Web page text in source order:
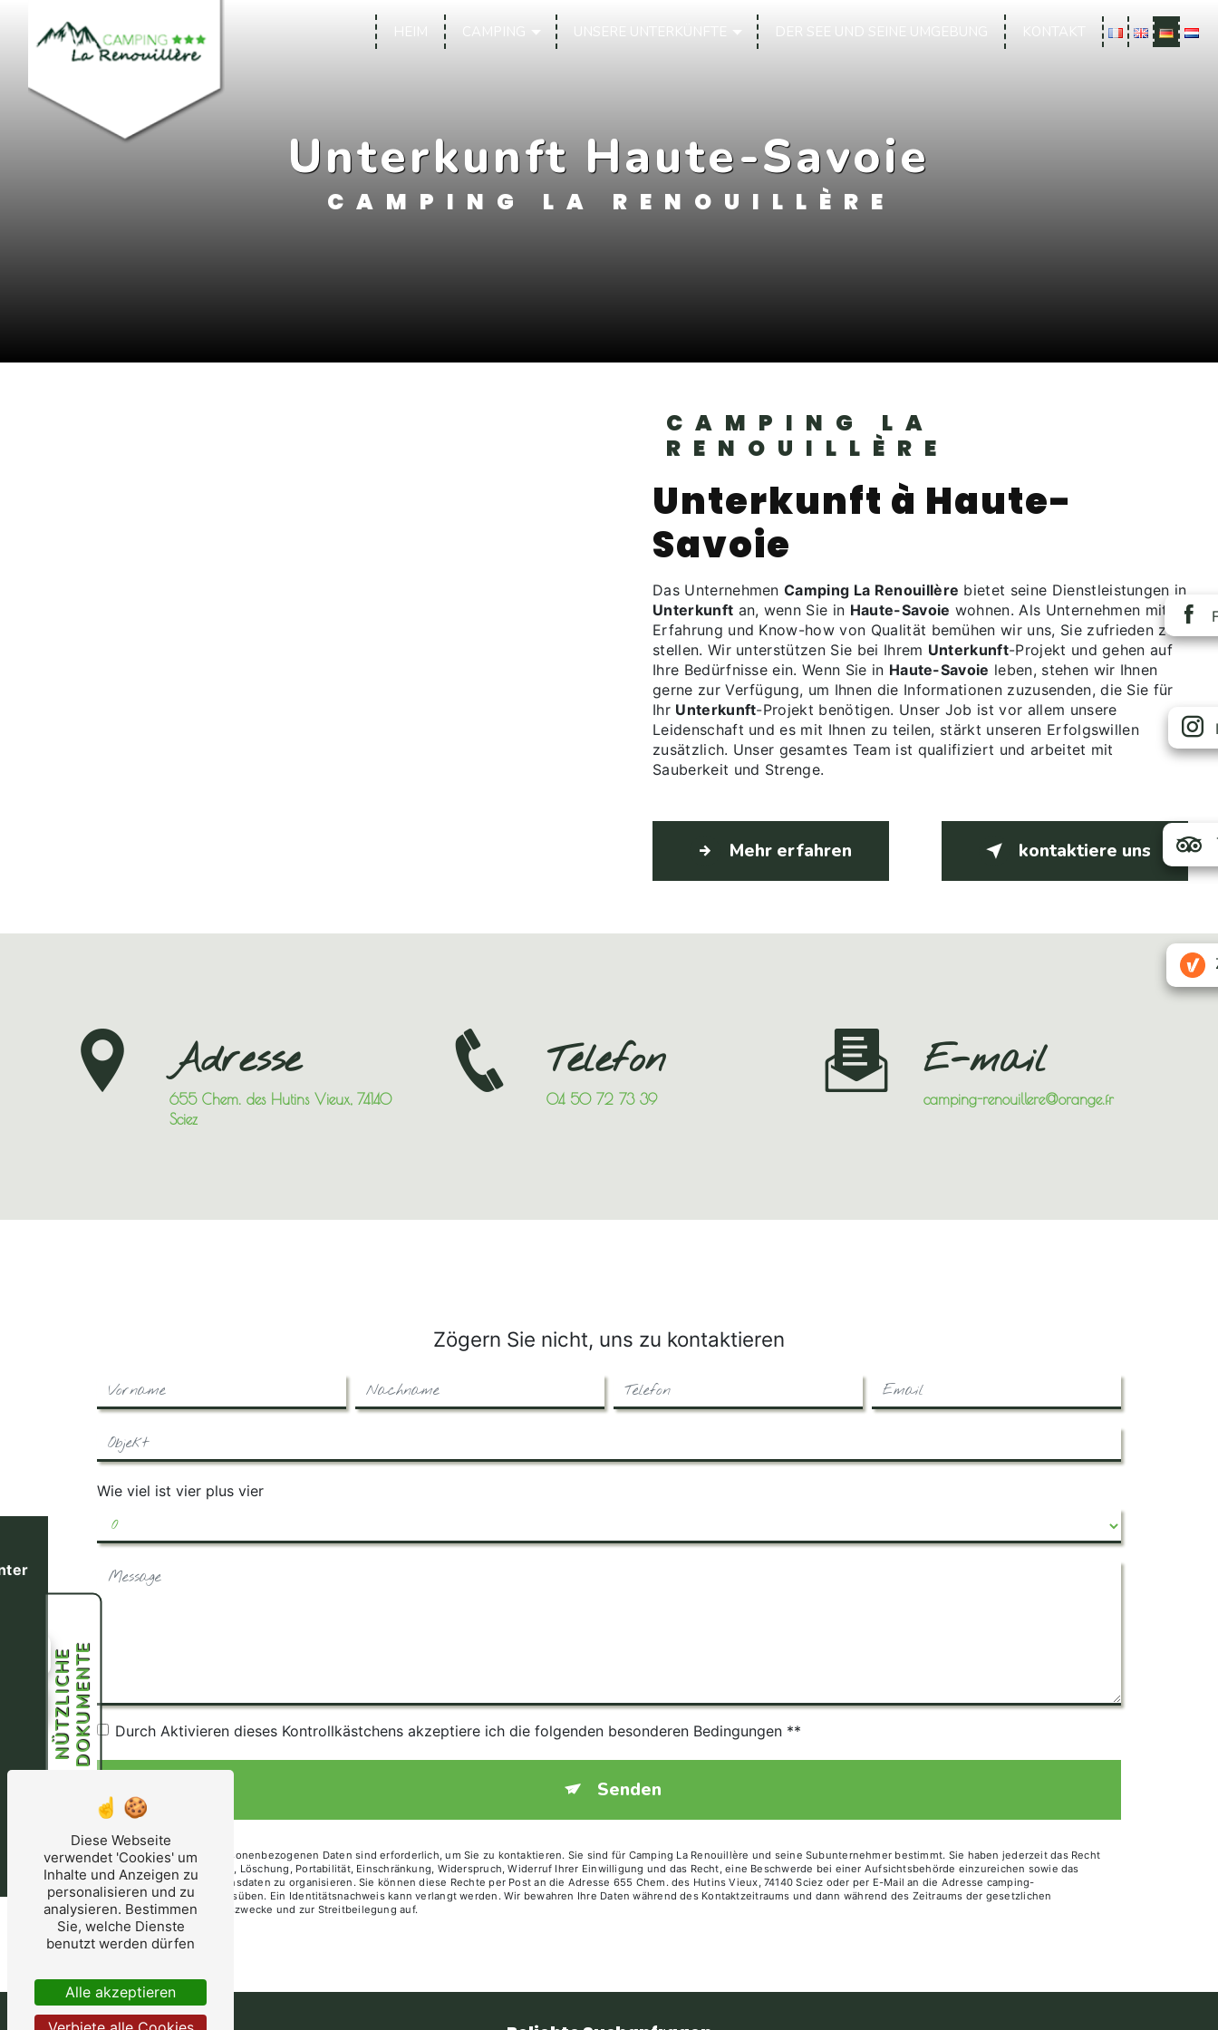
HEIM CAMPING UNSERE UNTERKÜNFTE DER SEE UND SEINE UMGEBUNG KONTAKT
Unterkunft Haute-Savoie
CAMPING LA RENOUILLÈRE
CAMPING LA
RENOUILLÈRE
Unterkunft à Haute-
Savoie
Das UnternehmenCamping La Renouillère bietet seine Dienstleistungen in
Unterkunft an, wenn Sie in Haute-Savoie wohnen. Als Unternehmen mit
Erfahrung und Know-how von Qualität bemühen wir uns, Sie zufrieden zu
stellen. Wir unterstützen Sie bei Ihrem Unterkunft-Projekt und gehen auf
Ihre Bedürfnisse ein. Wenn Sie in Haute-Savoie leben, stehen wir Ihnen
gerne zur Verfügung, um Ihnen die Informationen zuzusenden, die Sie für
Ihr Unterkunft-Projekt benötigen. Unser Job ist vor allem unsere
Leidenschaft und es mit Ihnen zu teilen, stärkt unseren Erfolgswillen
zusätzlich. Unser gesamtes Team ist qualifiziert und arbeitet mit
Sauberkeit und Strenge.
Mehr erfahren kontaktiere uns
Adresse
655 Chem. des Hutins Vieux, 74140
Sciez
Telefon
04 50 72 73 39
E-mail
camping-renouillere@orange.fr
Zögern Sie nicht, uns zu kontaktieren
Wie viel ist vier plus vier
Durch Aktivieren dieses Kontrollkästchens akzeptiere ich die folgenden besonderen Bedingungen **
Senden
** Die übermittelten personenbezogenen Daten sind erforderlich, um Sie zu kontaktieren. Sie sind für Camping La Renouillère und seine Subunternehmer bestimmt. Sie haben jederzeit das Recht
auf Zugang, Berichtigung, Löschung, Portabilität, Einschränkung, Widerspruch, Widerruf Ihrer Einwilligung und das Recht, eine Beschwerde bei einer Aufsichtsbehörde einzureichen sowie das
Schicksal Ihrer Obduktionsdaten zu organisieren. Sie können diese Rechte per Post an die Adresse 655 Chem. des Hutins Vieux, 74140 Sciez oder per E-Mail an die Adresse camping-
renouillere@orange.fr ausüben. Ein Identitätsnachweis kann verlangt werden. Wir bewahren Ihre Daten während des Kontaktzeitraums und dann während des Zeitraums der gesetzlichen
Beschränkung für Beweiszwecke und zur Streitbeilegung auf.
N
Ü
T
Z
L
I
C
H
E
D
O
K
U
M
E
N
TE
Diese Webseite
verwendet 'Cookies' um
Inhalte und Anzeigen zu
personalisieren und zu
analysieren. Bestimmen
Sie, welche Dienste
benutzt werden dürfen
Alle akzeptieren